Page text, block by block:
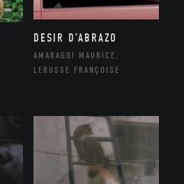
DESIR D’ABRAZO
AMARAGGI MAURICE,
LERUSSE FRANÇOISE